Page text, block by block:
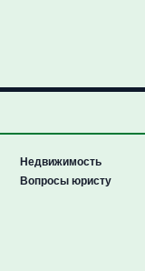
Недвижимость
Вопросы юристу